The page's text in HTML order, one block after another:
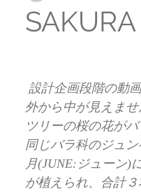
設計企画段階の動
外から中が見えま
ツリーの桜の花が
同じバラ科のジュ
月(JUNE:ジューン)
が植えられ、合計